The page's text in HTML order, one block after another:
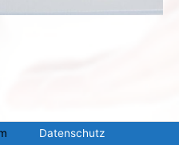
Datenschutz